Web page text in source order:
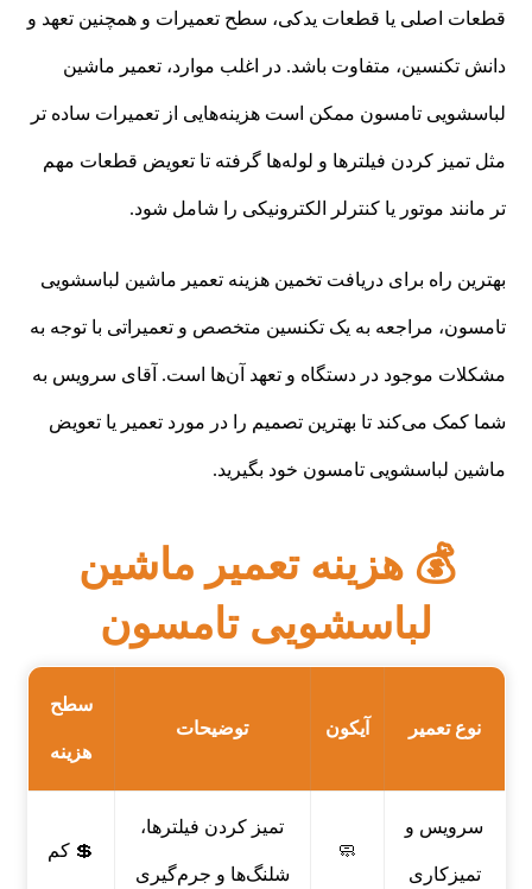
قطعات اصلی یا قطعات یدکی، سطح تعمیرات و همچنین تعهد و
دانش تکنسین، متفاوت باشد. در اغلب موارد، تعمیر ماشین
لباسشویی تامسون ممکن است هزینه‌هایی از تعمیرات ساده تر
مثل تمیز کردن فیلترها و لوله‌ها گرفته تا تعویض قطعات مهم
تر مانند موتور یا کنترلر الکترونیکی را شامل شود.
بهترین راه برای دریافت تخمین هزینه تعمیر ماشین لباسشویی
تامسون، مراجعه به یک تکنسین متخصص و تعمیراتی با توجه به
مشکلات موجود در دستگاه و تعهد آن‌ها است. آقای سرویس به
شما کمک می‌کند تا بهترین تصمیم را در مورد تعمیر یا تعویض
ماشین لباسشویی تامسون خود بگیرید.
💰 هزینه تعمیر ماشین
لباسشویی تامسون
نوع تعمیر آیکون توضیحات
سطح
هزینه
سرویس و
تمیزکاری
🧼
تمیز کردن فیلترها،
شلنگ‌ها و جرم‌گیری
💲 کم